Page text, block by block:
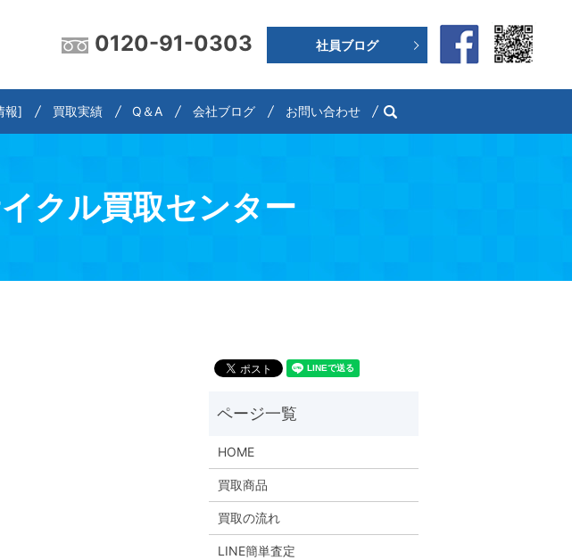
0120-91-0303
報] 買取実績 Q＆A 会社ブログ
社員ブログ
お問い合わせ search
クル買取センター
HOME
買取商品
買取の流れ
LINE簡単査定